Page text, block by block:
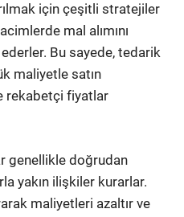
için çeşitli stratejiler
mal alımını
Bu sayede, tedarik
maliyetle satın
rekabetçi fiyatlar
genellikle doğrudan
yakın ilişkiler kurarlar.
maliyetleri azaltır ve